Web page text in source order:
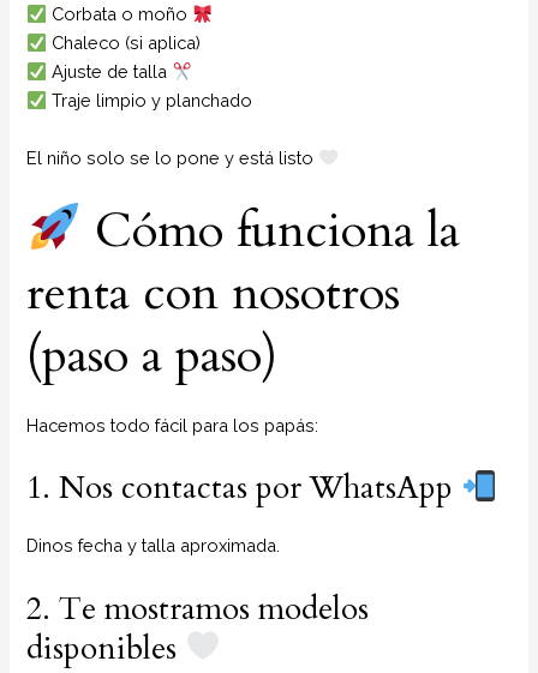
Corbata o moño
Chaleco (si aplica)
Ajuste de talla
Traje limpio y planchado
El niño solo se lo pone y está listo
Cómo funciona la
renta con nosotros
(paso a paso)
Hacemos todo fácil para los papás:
1. Nos contactas por WhatsApp
Dinos fecha y talla aproximada.
2. Te mostramos modelos
disponibles